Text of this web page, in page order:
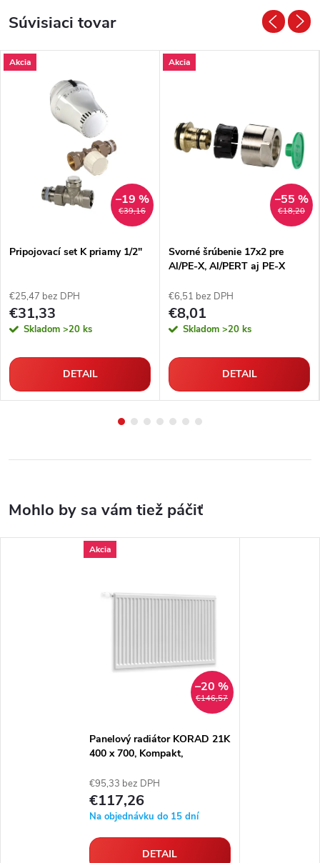
Súvisiaci tovar
Akcia
€39,16
–19 %
Pripojovací set K priamy 1/2"
€25,47 bez DPH
€31,33
Skladom >20 ks
DETAIL
Akcia
€18,20
–55 %
Svorné šrúbenie 17x2 pre
Al/PE-X, Al/PERT aj PE-X
€6,51 bez DPH
€8,01
Skladom >20 ks
DETAIL
Akcia
€146,57
–20 %
Panelový radiátor KORAD 21K
400 x 700, Kompakt,
€95,33 bez DPH
€117,26
Na objednávku do 15 dní
DETAIL